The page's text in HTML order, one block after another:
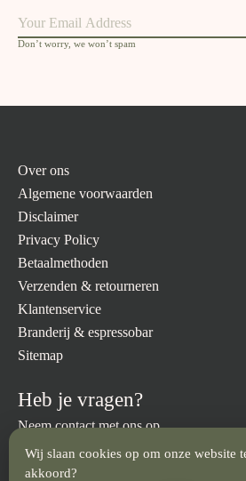
Don’t worry, we won’t spam
Over ons
Algemene voorwaarden
Disclaimer
Privacy Policy
Betaalmethoden
Verzenden & retourneren
Klantenservice
Branderij & espressobar
Sitemap
Heb je vragen?
Neem contact met ons op.
info@brandmeesters.nl 023 512 3094
Wij slaan cookies op om onze website
akkoord?